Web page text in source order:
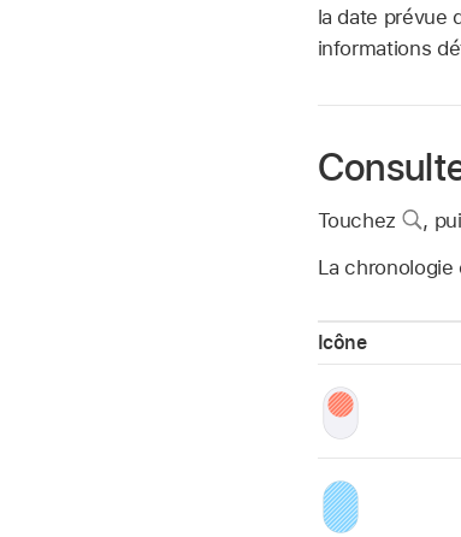
la date prévue
informations
Touchez ,
La chronologie
Icône